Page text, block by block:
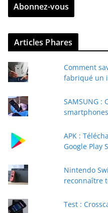
z
v
r
e
e
a
Abonnez-vous
Articles Phares
Comment
fabriqué un
SAMSUNG :
APK :
Google Play
Nintendo
reconnaître
Test :